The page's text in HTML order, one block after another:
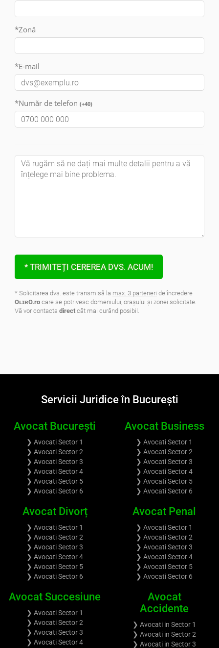
*Zonă
*E-mail
*Număr de telefon (+40)
* TRIMITEȚI CEREREA DVS. ACUM!
* Solicitarea dvs. este transmisă la max. 3 parteneri de încredere
OʟɪʀO.ro care se potrivesc domeniului, oraşului şi zonei solicitate.
Vă vor contacta direct cât mai curând posibil.
Servicii Juridice în București
Avocat București
❯ Avocati Sector 1
❯ Avocati Sector 2
❯ Avocati Sector 3
❯ Avocati Sector 4
❯ Avocati Sector 5
❯ Avocati Sector 6
Avocat Business
❯ Avocati Sector 1
❯ Avocati Sector 2
❯ Avocati Sector 3
❯ Avocati Sector 4
❯ Avocati Sector 5
❯ Avocati Sector 6
Avocat Divorț
❯ Avocati Sector 1
❯ Avocati Sector 2
❯ Avocati Sector 3
❯ Avocati Sector 4
❯ Avocati Sector 5
❯ Avocati Sector 6
Avocat Penal
❯ Avocati Sector 1
❯ Avocati Sector 2
❯ Avocati Sector 3
❯ Avocati Sector 4
❯ Avocati Sector 5
❯ Avocati Sector 6
Avocat Succesiune
❯ Avocati Sector 1
❯ Avocati Sector 2
❯ Avocati Sector 3
❯ Avocati Sector 4
Avocat
Accidente
❯ Avocati in Sector 1
❯ Avocati in Sector 2
❯ Avocati in Sector 3